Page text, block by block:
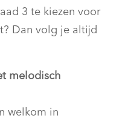
3 te kiezen voor
Dan volg je altijd
melodisch
welkom in